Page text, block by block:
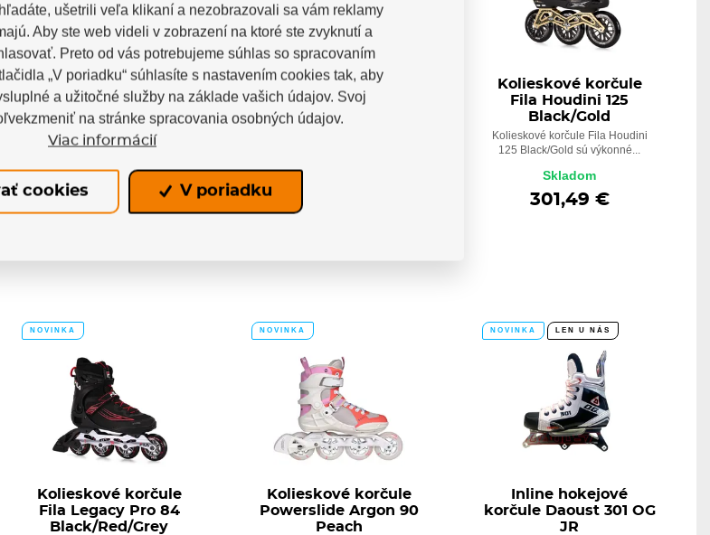
Kolieskové korčule
Powerslide Phuzion
Argon KPU PDS Black
Kolieskové korčule Powerslide
Phuzion Argon KPU PDS sú...
Skladom
222,64 €
Kolieskové korčule
Fila Ghibli 90
Black/Lime
Kolieskové korčule
Fila Houdini 125
Black/Gold
Kolieskové korčule Fila Houdini
125 Black/Gold sú výkonné...
Skladom
301,49 €
NOVINKA
Kolieskové korčule
Fila Legacy Pro 84
Black/Red/Grey
NOVINKA
Kolieskové korčule
Powerslide Argon 90
Peach
NOVINKA LEN U NÁS
Inline hokejové
korčule Daoust 301 OG
JR
ušetrili veľa klikaní a nezobrazovali sa vám reklamy
Aby ste web videli v zobrazení na ktoré ste zvyknutí a
Preto od vás potrebujeme súhlas so spracovaním
„V poriadku“ súhlasíte s nastavením cookies tak, aby
a užitočné služby na základe vašich údajov. Svoj
na stránke spracovania osobných údajov.
Viac informácií
cookies V poriadku